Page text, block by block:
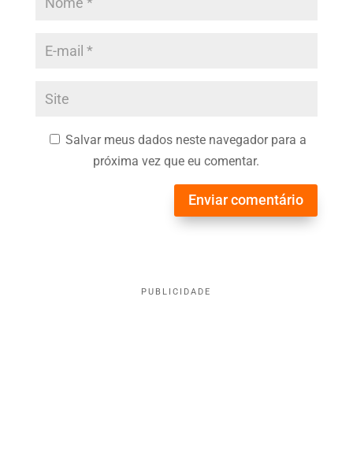
Salvar meus dados neste navegador para a
próxima vez que eu comentar.
Enviar comentário
PUBLICIDADE